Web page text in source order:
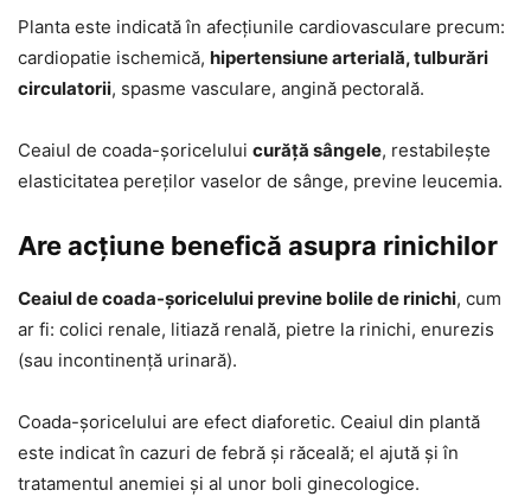
Planta este indicată în afecțiunile cardiovasculare precum:
cardiopatie ischemică, hipertensiune arterială, tulburări
circulatorii, spasme vasculare, angină pectorală.
Ceaiul de coada-șoricelului curăță sângele, restabilește
elasticitatea pereților vaselor de sânge, previne leucemia.
Are acțiune benefică asupra rinichilor
Ceaiul de coada-șoricelului previne bolile de rinichi, cum
ar fi: colici renale, litiază renală, pietre la rinichi, enurezis
(sau incontinență urinară).
Coada-șoricelului are efect diaforetic. Ceaiul din plantă
este indicat în cazuri de febră și răceală; el ajută și în
tratamentul anemiei și al unor boli ginecologice.